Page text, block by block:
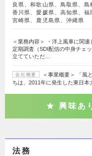
良県、和歌山県、鳥取県、島
香川県、愛媛県、高知県、福
宮崎県、鹿児島県、沖縄県
＜業務内容＞ ・洋上風車に関
定期調査（SDI配信の中身チェ
立てていただ…
会社概要
＜事業概要＞ 「風
ちは、2011年に発生した東日
興味あ
法務